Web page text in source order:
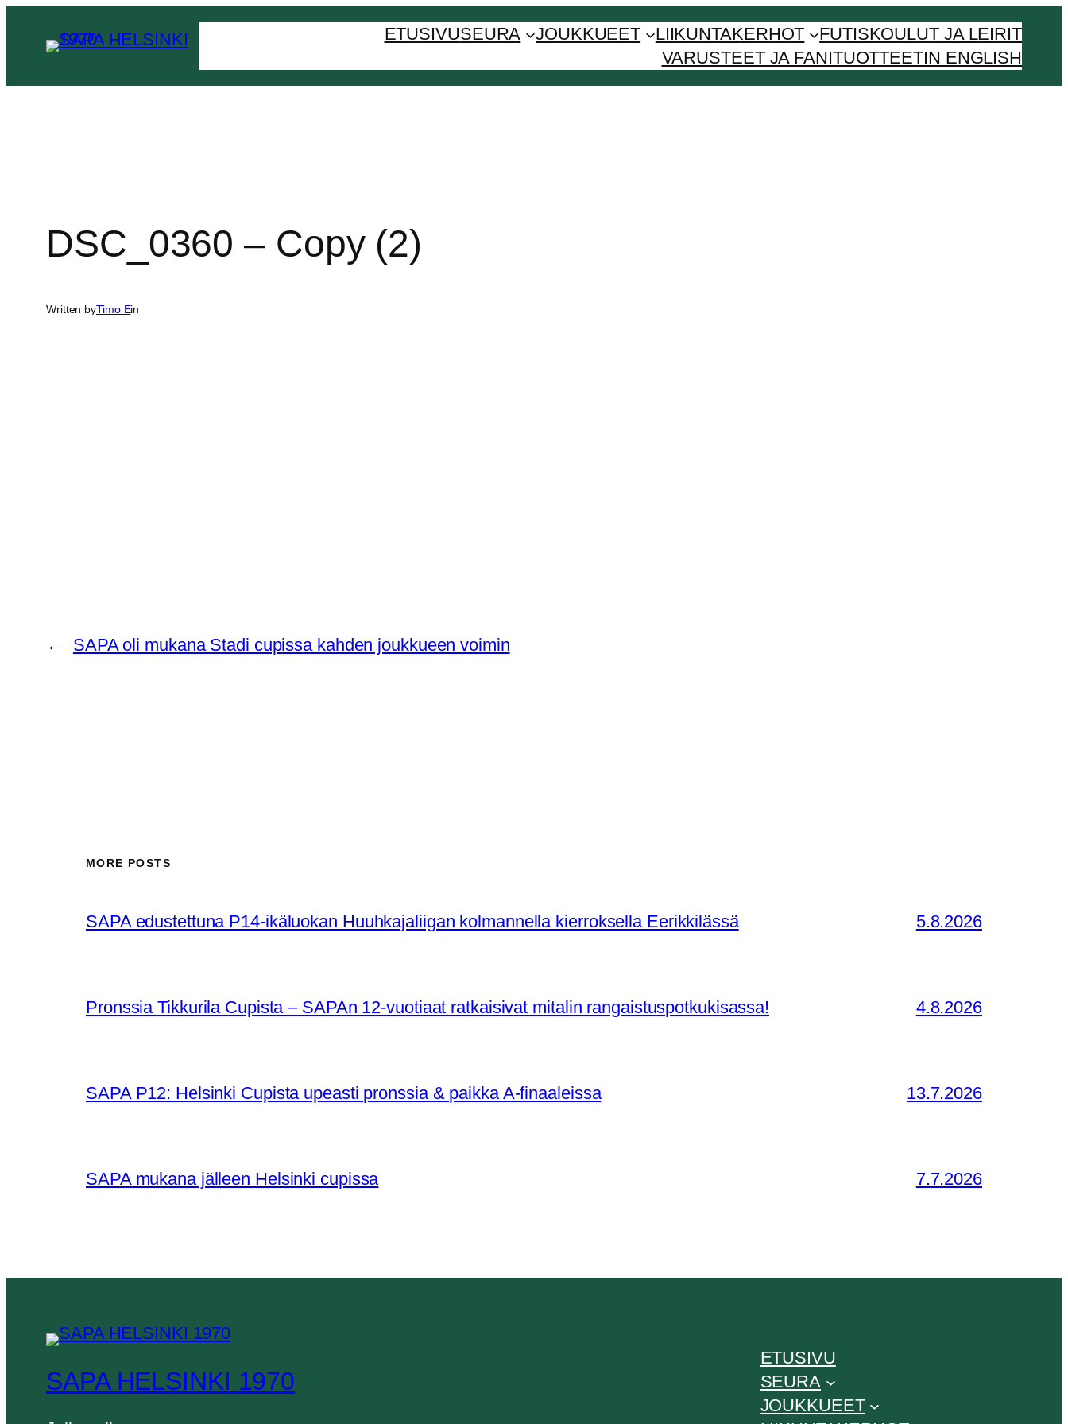
sisältöön
ETUSIVUSEURA JOUKKUEET LIIKUNTAKERHOT
FUTISKOULUT JA LEIRIT
VARUSTEET JA FANITUOTTEETIN ENGLISH
DSC_0360 – Copy (2)
Written byTimo Ein
← SAPA oli mukana Stadi cupissa kahden joukkueen voimin
MORE POSTS
SAPA edustettuna P14-ikäluokan Huuhkajaliigan kolmannella kierroksella Eerikkilässä 5.8.2026
Pronssia Tikkurila Cupista – SAPAn 12-vuotiaat ratkaisivat mitalin rangaistuspotkukisassa! 4.8.2026
SAPA P12: Helsinki Cupista upeasti pronssia & paikka A-finaaleissa 13.7.2026
SAPA mukana jälleen Helsinki cupissa 7.7.2026
SAPA HELSINKI 1970
ETUSIVU
SEURA
JOUKKUEET